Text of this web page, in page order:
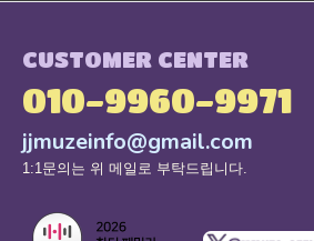
CUSTOMER CENTER
010-9960-9971
jjmuzeinfo@gmail.com
1:1문의는 위 메일로 부탁드립니다.